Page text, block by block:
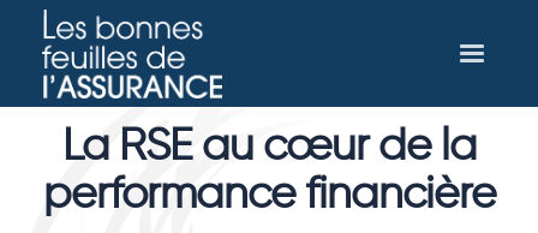
La RSE au cœur de la
performance financière